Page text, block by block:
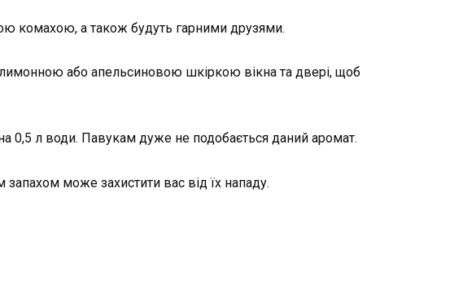
комахою, а також будуть гарними друзями.
або апельсиновою шкіркою вікна та двері, щоб
0,5 л води. Павукам дуже не подобається даний аромат.
може захистити вас від їх нападу.